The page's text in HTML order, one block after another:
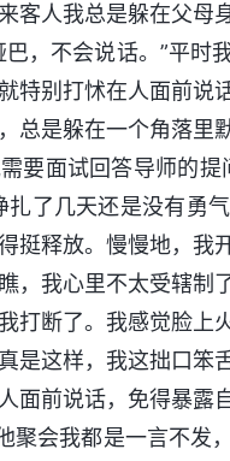
客人我总是躲在父
，不会说话。”平
特别打怵在人面前
总是躲在一个角落
要面试回答导师的
扎了几天还是没有勇
挺释放。慢慢地，
，我心里不太受辖
打断了。我感觉脸
是这样，我这拙口
面前说话，免得暴
聚会我都是一言不